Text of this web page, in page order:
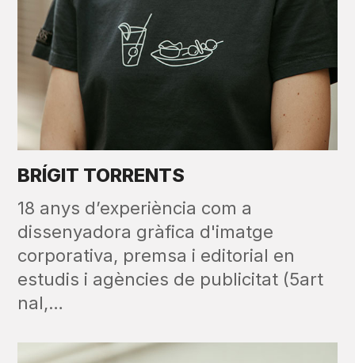
BRÍGIT TORRENTS
18 anys d’experiència com a
dissenyadora gràfica d'imatge
corporativa, premsa i editorial en
estudis i agències de publicitat (5art
nal,…